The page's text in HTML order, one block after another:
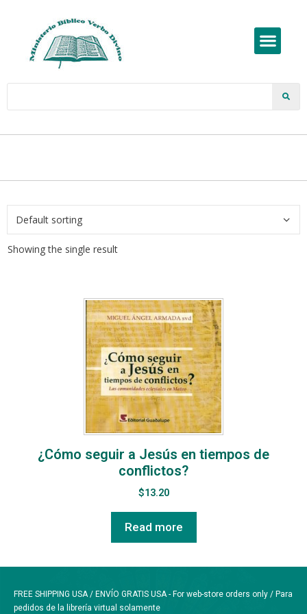
Showing the single result
¿Cómo seguir a Jesús en tiempos de
conflictos?
$13.20
Read more
FREE SHIPPING USA / ENVÍO GRATIS USA - For web-store orders only / Para
pedidos de la librería virtual solamente